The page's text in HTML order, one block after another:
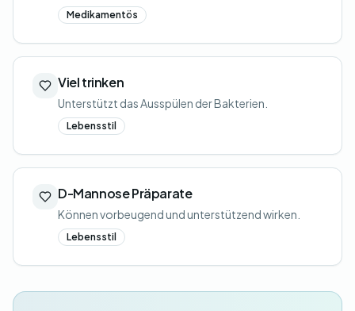
Medikamentös
Viel trinken
Unterstützt das Ausspülen der Bakterien.
Lebensstil
D-Mannose Präparate
Können vorbeugend und unterstützend wirken.
Lebensstil